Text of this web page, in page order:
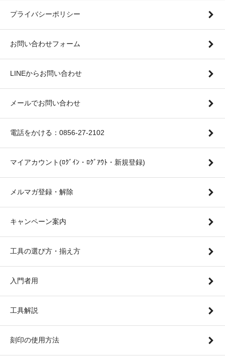
プライバシーポリシー
お問い合わせフォーム
LINEからお問い合わせ
メールでお問い合わせ
電話をかける：0856-27-2102
マイアカウント(ﾛｸﾞｲﾝ・ﾛｸﾞｱｳﾄ・新規登録)
メルマガ登録・解除
キャンペーン案内
工具の選び方・揃え方
入門者用
工具解説
刻印の使用方法